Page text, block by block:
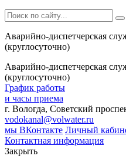
Аварийно-диспетчерская
(круглосуточно)
Аварийно-диспетчерская
(круглосуточно)
График работы
и часы приема
г. Вологда, Советский
vodokanal@volwater.ru
мы ВКонтакте Личный
Контактная информация
Закрыть